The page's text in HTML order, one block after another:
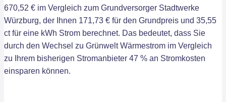
670,52 € im Vergleich zum Grundversorger Stadtwerke
Würzburg, der Ihnen 171,73 € für den Grundpreis und 35,55
ct für eine kWh Strom berechnet. Das bedeutet, dass Sie
durch den Wechsel zu Grünwelt Wärmestrom im Vergleich
zu Ihrem bisherigen Stromanbieter 47 % an Stromkosten
einsparen können.